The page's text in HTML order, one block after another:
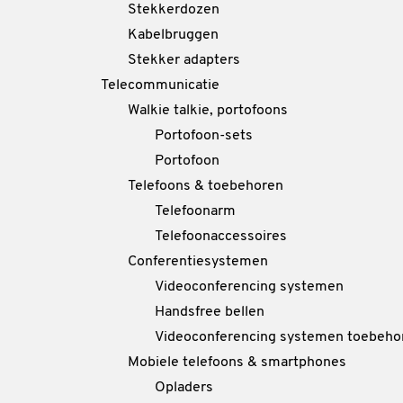
Stekkerdozen
Kabelbruggen
Stekker adapters
Telecommunicatie
Walkie talkie, portofoons
Portofoon-sets
Portofoon
Telefoons & toebehoren
Telefoonarm
Telefoonaccessoires
Conferentiesystemen
Videoconferencing systemen
Handsfree bellen
Videoconferencing systemen
Mobiele telefoons & smartphones
Opladers